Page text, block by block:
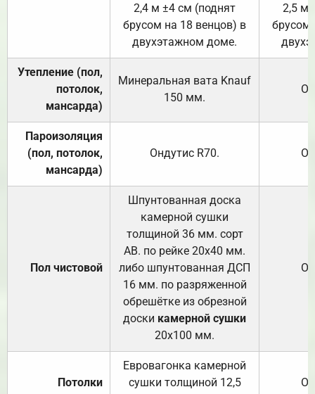
2,4 м ±4 см (поднят
брусом на 18 венцов) в
двухэтажном доме.
2,5 м
брусом
Утепление (пол,
потолок,
мансарда)
Минеральная вата Knauf
150 мм.
Пароизоляция
(пол, потолок,
мансарда)
Ондутис R70.
Пол чистовой
Шпунтованная доска
камерной сушки
толщиной 36 мм. сорт
АВ. по рейке 20х40 мм.
либо шпунтованная ДСП
16 мм. по разряженной
обрешётке из обрезной
доски камерной сушки
20х100 мм.
Потолки
Евровагонка камерной
сушки толщиной 12,5